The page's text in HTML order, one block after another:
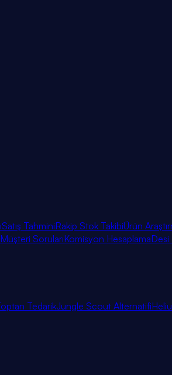
Satış TahminiRakip Stok TakibiÜrün
Müşteri SorularıKomisyon HesaplamaDesi
TedarikJungle Scout Alternatifi